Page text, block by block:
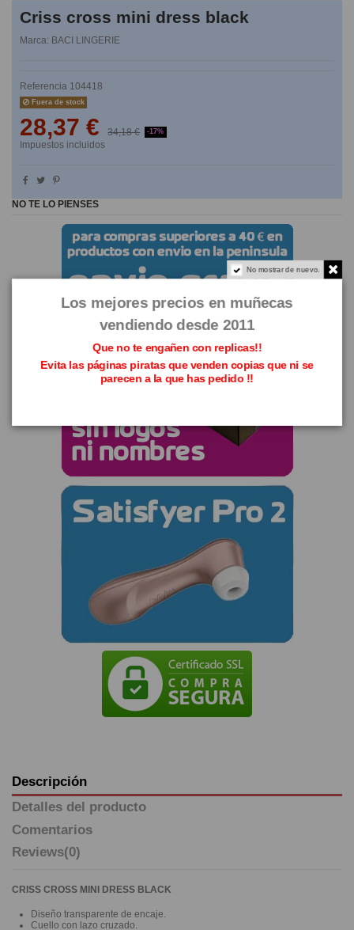
Criss cross mini dress black
Marca: BACI LINGERIE
Referencia 104418
Fuera de stock
28,37 € 34,18 € -17%
Impuestos incluidos
NO TE LO PIENSES
Descripción
Detalles del producto
Comentarios
Reviews(0)
CRISS CROSS MINI DRESS BLACK
Diseño transparente de encaje.
Cuello con lazo cruzado.
No mostrar de nuevo.
Los mejores precios en muñecas
vendiendo desde 2011
Que no te engañen con replicas!!
Evita las páginas piratas que venden copias que ni se
parecen a la que has pedido !!